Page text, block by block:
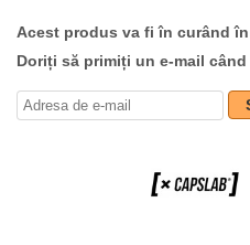
Acest produs va fi în curând
Doriți să primiți un e-mail